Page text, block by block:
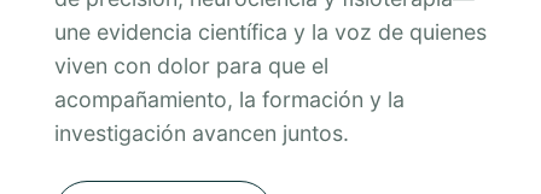
une evidencia científica y la voz de quienes
viven con dolor para que el
acompañamiento, la formación y la
investigación avancen juntos.